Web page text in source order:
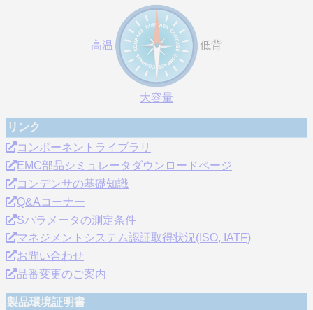
高温 低背
大容量
リンク
コンポーネントライブラリ
EMC部品シミュレータダウンロードページ
コンデンサの基礎知識
Q&Aコーナー
Sパラメータの測定条件
マネジメントシステム認証取得状況(ISO, IATF)
お問い合わせ
品番変更のご案内
製品環境証明書